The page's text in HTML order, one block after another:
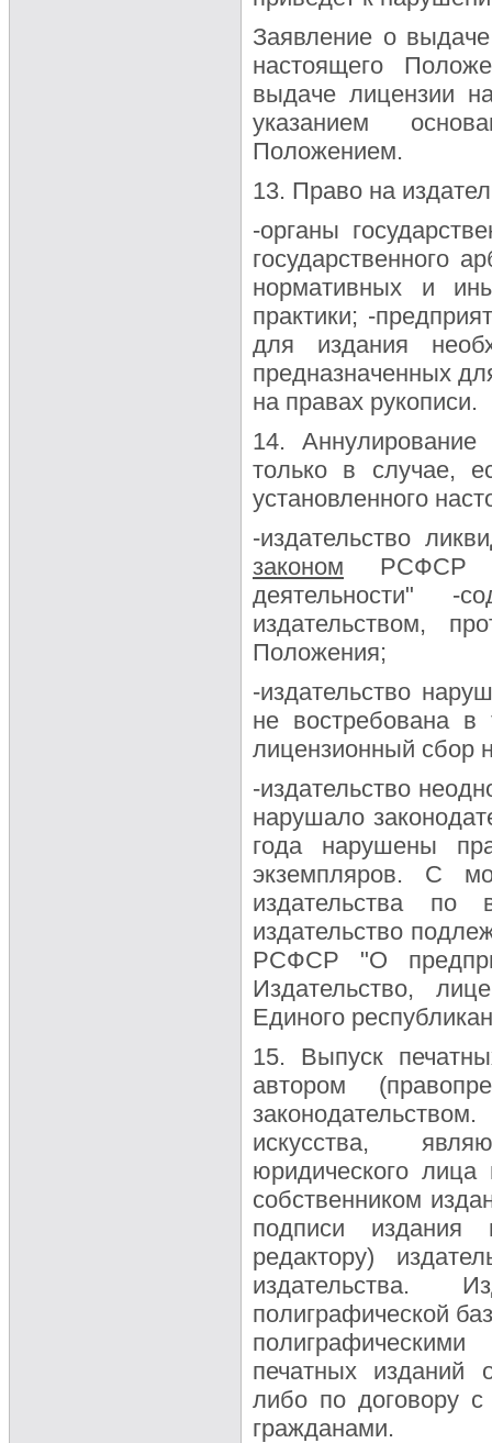
Заявление о
настоящего
выдаче лицензии
указанием
Положением.
13. Право на
-органы
государственного
нормативных и
практики; -
для издания
предназначенных
на правах рукописи.
14.
только в случае,
установленного
-издательство
законом РСФСР "О
деятельности" -
издательством,
Положения;
-издательство
не востребована
лицензионный сбор
-издательство
нарушало
года нарушены
экземпляров. С
издательства по
издательство
РСФСР "О
Издательство,
Единого
15. Выпуск
автором
искусства,
юридического
собственником
подписи издания
редактору)
издательства.
полиграфической
печатных изданий
либо по договору
гражданами.